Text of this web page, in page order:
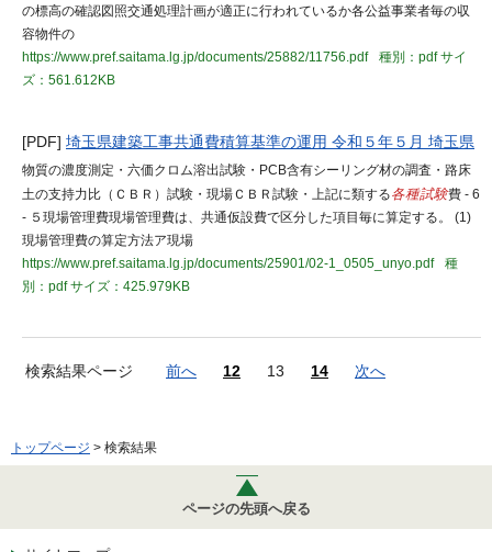
の標高の確認図照交通処理計画が適正に行われているか各公益事業者毎の収
容物件の
https://www.pref.saitama.lg.jp/documents/25882/11756.pdf
種別：pdfサイ
ズ：561.612KB
[PDF] 埼玉県建築工事共通費積算基準の運用 令和５年５月 埼玉県
物質の濃度測定・六価クロム溶出試験・PCB含有シーリング材の調査・路床
土の支持力比（ＣＢＲ）試験・現場ＣＢＲ試験・上記に類する各種試験費 - 6
- ５現場管理費現場管理費は、共通仮設費で区分した項目毎に算定する。 (1)
現場管理費の算定方法ア現場
https://www.pref.saitama.lg.jp/documents/25901/02-1_0505_unyo.pdf
種
別：pdfサイズ：425.979KB
検索結果ページ 前へ 12 13 14 次へ
トップページ > 検索結果
ページの先頭へ戻る